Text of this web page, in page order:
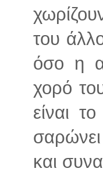
του
όσο η
χορό
είναι
και